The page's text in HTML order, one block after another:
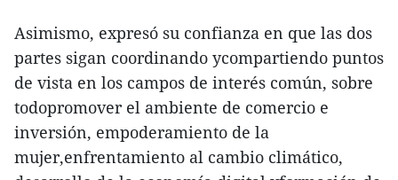
Asimismo, expresó su confianza en que las dos
partes sigan coordinando ycompartiendo puntos
de vista en los campos de interés común, sobre
todopromover el ambiente de comercio e
inversión, empoderamiento de la
mujer,enfrentamiento al cambio climático,